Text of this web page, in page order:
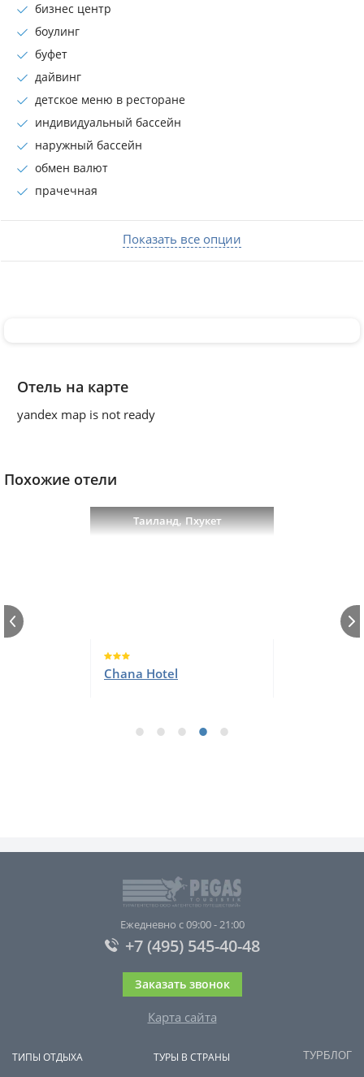
бизнес центр
боулинг
буфет
дайвинг
детское меню в ресторане
индивидуальный бассейн
наружный бассейн
обмен валют
прачечная
Показать все опции
Отель на карте
yandex map is not ready
Похожие отели
Таиланд,Пхукет
Chana Hotel
Ежедневно с 09:00 - 21:00
+7 (495) 545-40-48
Заказать звонок
Карта сайта
ТИПЫ ОТДЫХА ТУРЫ В СТРАНЫ ТУРБЛОГ